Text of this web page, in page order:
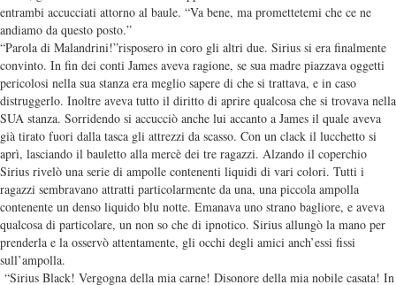
entrambi accucciati attorno al baule. “Va bene, ma promettetemi che ce ne
andiamo da questo posto.”
“Parola di Malandrini!”risposero in coro gli altri due. Sirius si era finalmente
convinto. In fin dei conti James aveva ragione, se sua madre piazzava oggetti
pericolosi nella sua stanza era meglio sapere di che si trattava, e in caso
distruggerlo. Inoltre aveva tutto il diritto di aprire qualcosa che si trovava nella
SUA stanza. Sorridendo si accucciò anche lui accanto a James il quale aveva
già tirato fuori dalla tasca gli attrezzi da scasso. Con un clack il lucchetto si
aprì, lasciando il bauletto alla mercè dei tre ragazzi. Alzando il coperchio
Sirius rivelò una serie di ampolle contenenti liquidi di vari colori. Tutti i
ragazzi sembravano attratti particolarmente da una, una piccola ampolla
contenente un denso liquido blu notte. Emanava uno strano bagliore, e aveva
qualcosa di particolare, un non so che di ipnotico. Sirius allungò la mano per
prenderla e la osservò attentamente, gli occhi degli amici anch’essi fissi
sull’ampolla.
“Sirius Black! Vergogna della mia carne! Disonore della mia nobile casata! In